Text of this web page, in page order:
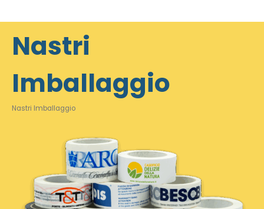
Nastri
Imballaggio
Nastri Imballaggio